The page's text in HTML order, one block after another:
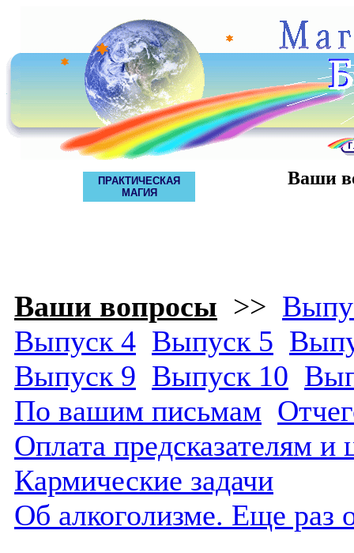
ПРАКТИЧЕСКАЯ
МАГИЯ
Ваши
Ваши вопросы >>
Выпуск 4 Выпуск 5
Выпуск 9 Выпуск 10
По вашим письмам
Оплата предсказателям и
Кармические задачи
Об алкоголизме. Еще раз